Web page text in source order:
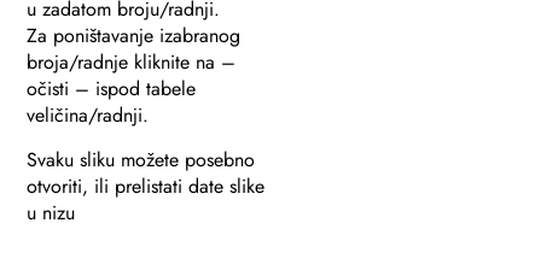
u zadatom broju/radnji.
Za poništavanje izabranog
broja/radnje kliknite na –
očisti – ispod tabele
veličina/radnji.
Svaku sliku možete posebno
otvoriti, ili prelistati date slike
u nizu